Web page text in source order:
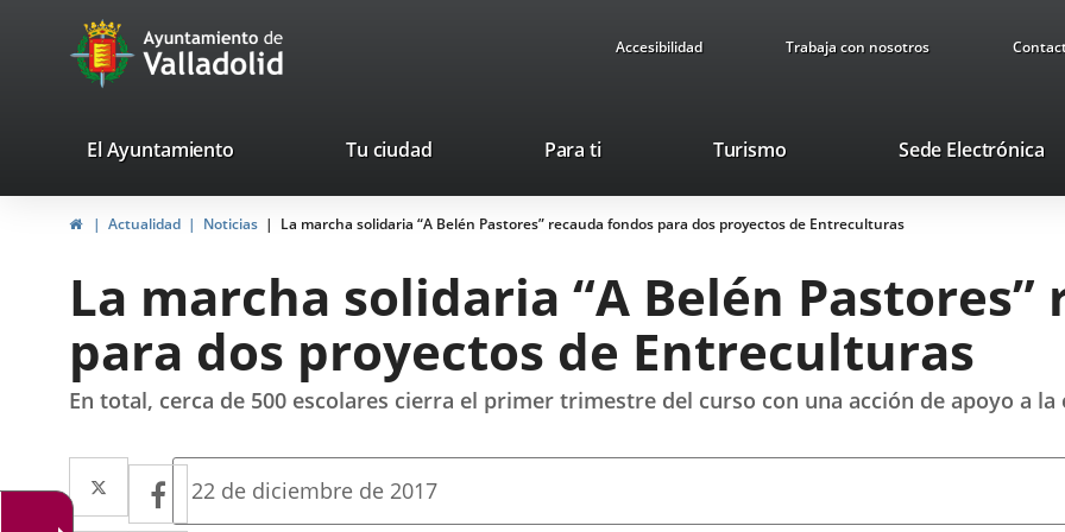
Portal
Web
Ayuntamiento
de
Accesibilidad Trabaja con nosotros
valladolid.es
El Ayuntamiento Tu ciudad Para ti TurismoEste
se
abrirá
una
ventana
nueva.
Sede Electrónica
InicioActualidad Noticias La marcha solidaria “A Belén Pastores” recauda fondos para dos proyectos de Entreculturas
La marcha solidaria “A Belén
para dos proyectos de Entreculturas
En total, cerca de 500 escolares cierra el primer trimestre del curso con una acción de apoyo a
Twitter
Enlace
a
Facebook
Enlace
Fecha
22 de diciembre de 2017